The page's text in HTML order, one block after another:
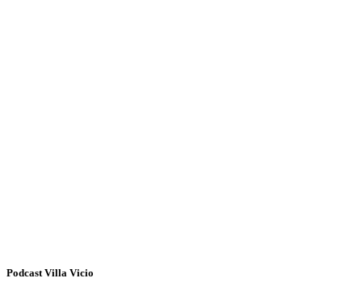
Podcast Villa Vicio